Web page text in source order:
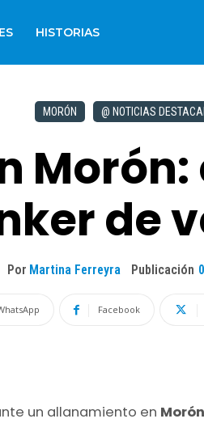
HISTORIAS
MORÓN @ NOTICIAS
Morón:
de
Por Martina Ferreyra Publicación
Facebook
un allanamiento en Morón